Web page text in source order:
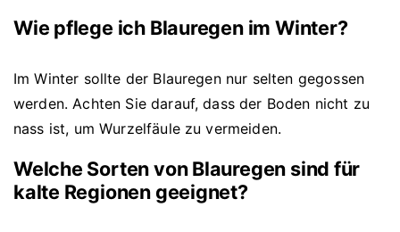
Wie pflege ich Blauregen im Winter?
Im Winter sollte der Blauregen nur selten gegossen
werden. Achten Sie darauf, dass der Boden nicht zu
nass ist, um Wurzelfäule zu vermeiden.
Welche Sorten von Blauregen sind für
kalte Regionen geeignet?